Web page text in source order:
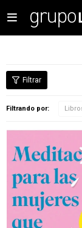

Filtrando por: